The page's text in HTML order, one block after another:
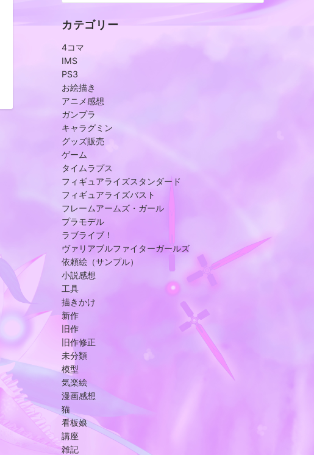
カテゴリー
4コマ
IMS
PS3
お絵描き
アニメ感想
ガンプラ
キャラグミン
グッズ販売
ゲーム
タイムラプス
フィギュアライズスタンダード
フィギュアライズバスト
フレームアームズ・ガール
プラモデル
ラブライブ！
ヴァリアブルファイターガールズ
依頼絵（サンプル）
小説感想
工具
描きかけ
新作
旧作
旧作修正
未分類
模型
気楽絵
漫画感想
猫
看板娘
講座
雑記